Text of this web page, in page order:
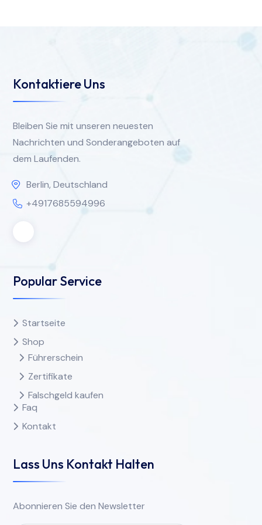
Kontaktiere Uns
Bleiben Sie mit unseren neuesten
Nachrichten und Sonderangeboten auf
dem Laufenden.
Berlin, Deutschland
+4917685594996
Popular Service
Startseite
Shop
Führerschein
Zertifikate
Falschgeld kaufen
Faq
Kontakt
Lass Uns Kontakt Halten
Abonnieren Sie den Newsletter